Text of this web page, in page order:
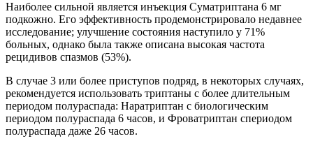
Наиболее сильной является инъекция Суматриптана 6 мг
подкожно. Его эффективность продемонстрировало недавнее
исследование; улучшение состояния наступило у 71%
больных, однако была также описана высокая частота
рецидивов спазмов (53%).
В случае 3 или более приступов подряд, в некоторых случаях,
рекомендуется использовать триптаны с более длительным
периодом полураспада: Наратриптан с биологическим
периодом полураспада 6 часов, и Фроватриптан спериодом
полураспада даже 26 часов.